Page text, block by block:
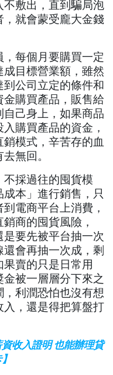
敷出，直到騙局泡
就會蒙受龐大金錢
每個月要購買一定
目標營業額，雖然
公司立定的條件和
購買產品，販售給
己身上，如果商品
購買產品的資金，
模式，辛苦存的血
無回。
採過往的囤貨模
本」進行銷售，只
電商平台上消費，
商的囤貨風險，
要先被平台抽一次
會再抽一次成，剩
賣的只是日常用
被一層層分下來之
利潤恐怕也沒有想
，還是得把算盤打
資收入證明 也能辦理貸